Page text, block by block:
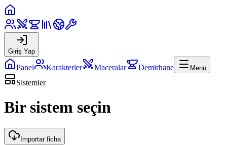
Giriş Yap
Panel Karakterler Maceralar Demirhane Menü
Sistemler
Bir sistem seçin
Importar ficha